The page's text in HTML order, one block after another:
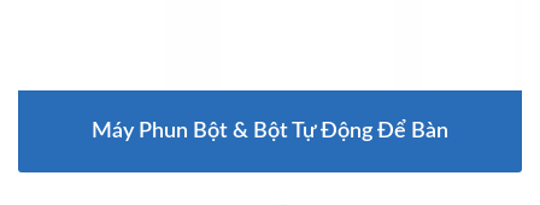
Máy Phun Bột & Bột Tự Động Để Bàn